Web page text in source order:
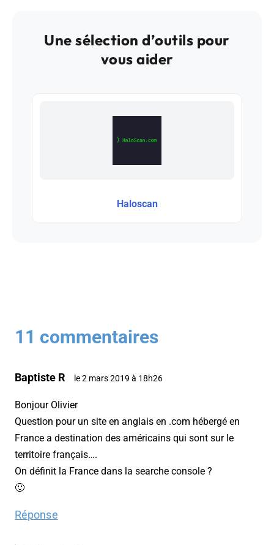
Une sélection d’outils pour
vous aider
Haloscan
11 commentaires
Baptiste R le 2 mars 2019 à 18h26
Bonjour Olivier
Question pour un site en anglais en .com hébergé en
France a destination des américains qui sont sur le
territoire français….
On définit la France dans la searche console ?
🙂
Réponse